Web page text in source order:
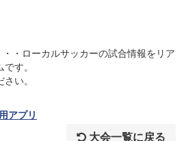
・ローカルサッカーの試合情報をリア
す。
い。
アプリ
大会一覧に戻る